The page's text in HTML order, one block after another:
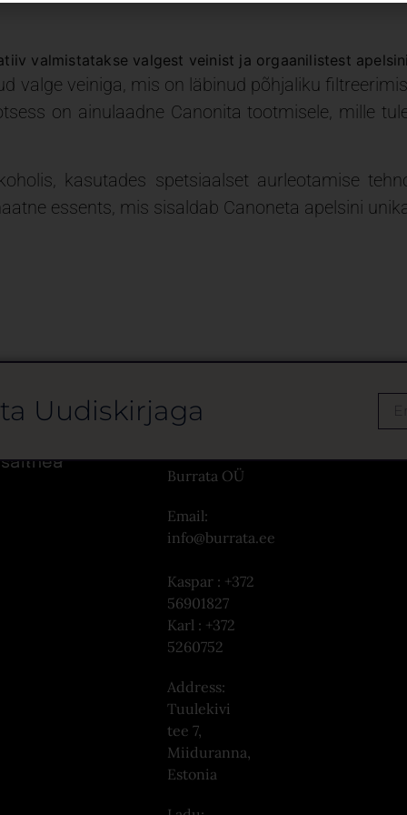
valmistatakse valgest veinist ja orgaanilistest
valge veiniga, mis on läbinud põhjaliku
on ainulaadne Canonita tootmisele, mille
kasutades spetsiaalset aurleotamise
essents, mis sisaldab Canoneta apelsini
Uudiskirjaga
tingimused
Burrata OÜ
Email:
info@burrata.ee
Kaspar : +372
56901827
Karl : +372
5260752
Address:
Tuulekivi
tee 7,
Miiduranna,
Estonia